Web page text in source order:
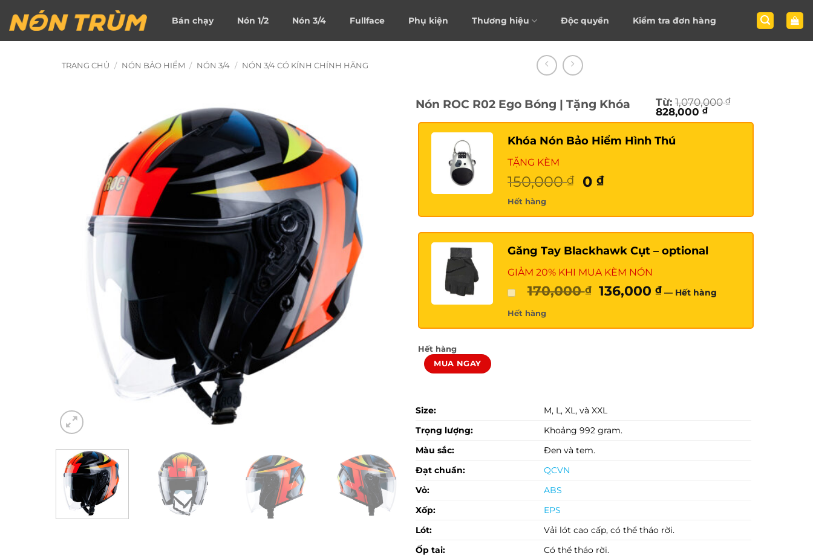
qua
Bán chạy Nón 1/2 Nón 3/4 Fullface Phụ kiện Thương hiệu Độc quyền Kiểm tra đơn hàng
TRANG CHỦ / NÓN BẢO HIỂM / NÓN 3/4 / NÓN 3/4 CÓ KÍNH CHÍNH HÃNG
Nón ROC R02 Ego Bóng | Tặng Khóa Từ:1,070,000₫
Giá
gốc
1,070,000 ₫.
828,000₫Giá
hiện
Khóa Nón Bảo Hiểm Hình Thú
TẶNG KÈM
150,000₫
Giá
0₫Giá
0 ₫.
Hết hàng
Găng Tay Blackhawk Cụt – optional
GIẢM 20% KHI MUA KÈM NÓN
170,000₫
Giá
gốc
170,000 ₫.
136,000₫Giá
là:
— Hết hàng
Hết hàng
Hết hàng
MUA NGAY
Size:
M, L, XL, và XXL
Trọng lượng:
Khoảng 992 gram.
Màu sắc:
Đen và tem.
Đạt chuẩn:
QCVN
Vỏ:
ABS
Xốp:
EPS
Lót:
Vải lót cao cấp, có thể tháo rời.
Ốp tai:
Có thể tháo rời.